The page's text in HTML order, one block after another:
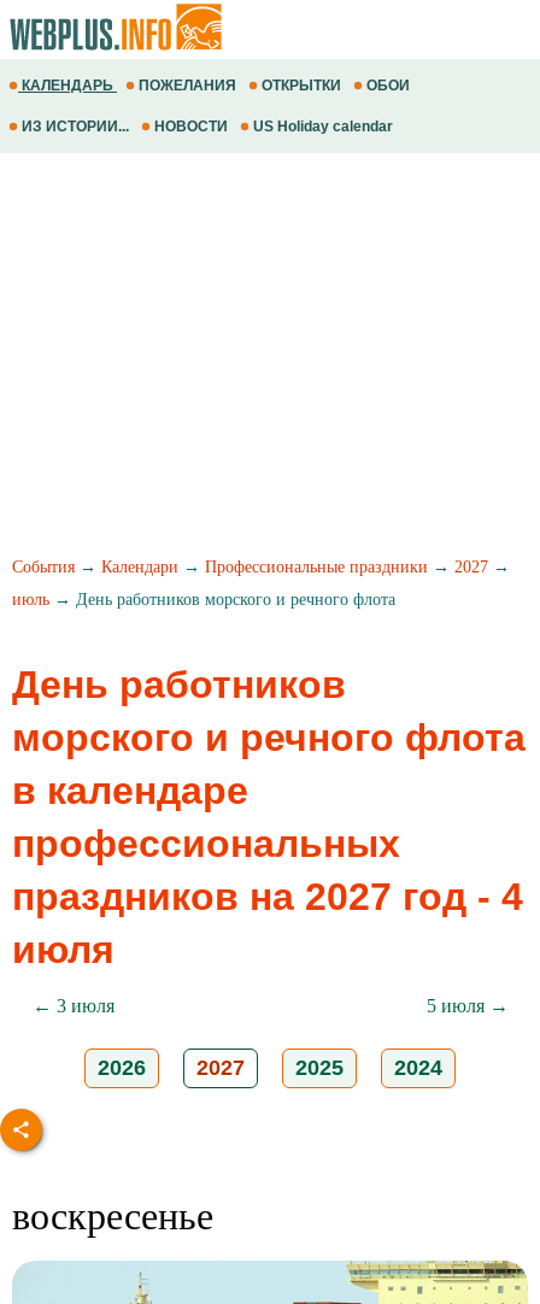
КАЛЕНДАРЬ ПОЖЕЛАНИЯ ОТКРЫТКИ ОБОИ
ИЗ ИСТОРИИ... НОВОСТИ US Holiday calendar
События → Календари → Профессиональные праздники → 2027 →
июль → День работников морского и речного флота
День работников
морского и речного флота
в календаре
профессиональных
праздников на 2027 год - 4
июля
← 3 июля 5 июля →
2026 2027 2025 2024
воскресенье